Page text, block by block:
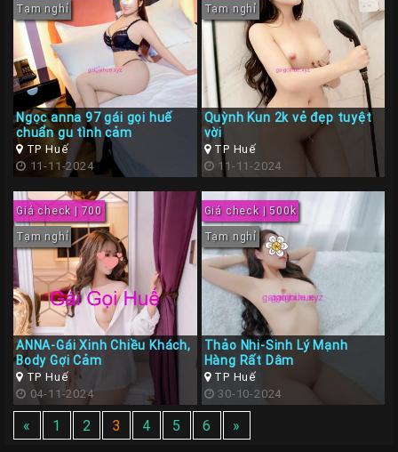
Tạm nghỉ
Ngọc anna 97 gái gọi huế
chuẩn gu tình cảm
TP Huế
11-11-2024
Tạm nghỉ
Quỳnh Kun 2k vẻ đẹp tuyệt
vời
TP Huế
11-11-2024
Giá check | 700
Tạm nghỉ
ANNA-Gái Xinh Chiều Khách,
Body Gợi Cảm
TP Huế
04-11-2024
Giá check | 500k
Tạm nghỉ
Thảo Nhi-Sinh Lý Mạnh
Hàng Rất Dâm
TP Huế
30-10-2024
« 1 2 3 4 5 6 »